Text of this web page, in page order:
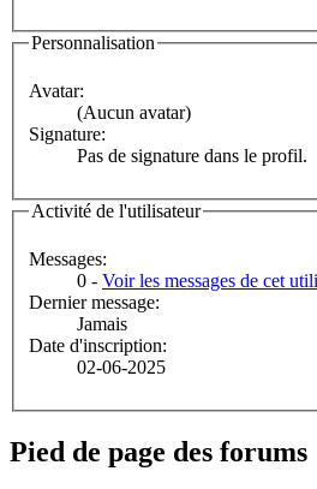
Personnalisation
Avatar:
(Aucun avatar)
Signature:
Pas de signature dans le profil.
Activité de l'utilisateur
Messages:
0 - Voir les messages de cet
Dernier message:
Jamais
Date d'inscription:
02-06-2025
Pied de page des forums